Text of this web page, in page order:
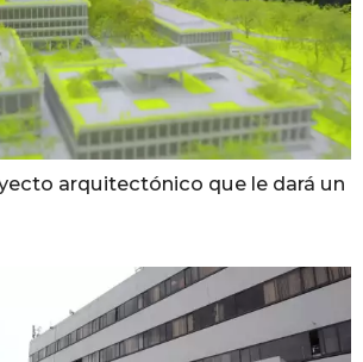
arquitectónico que le dará un